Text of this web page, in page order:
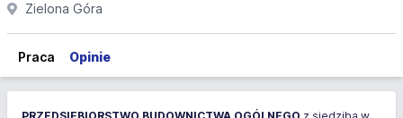
Zielona Góra
Praca Opinie